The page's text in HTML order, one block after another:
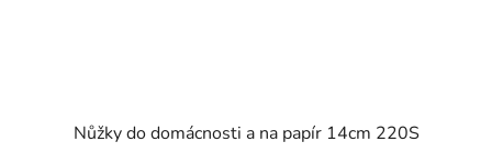
Nůžky do domácnosti a na papír 14cm 220S